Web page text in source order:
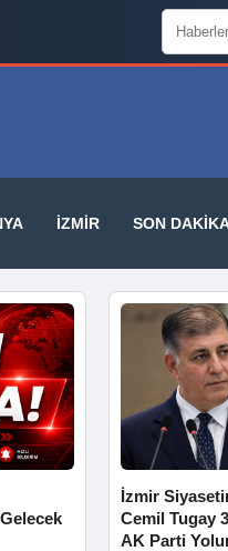
Arama:
İZMIR SON
İzmir
Cemil Tugay
AK Parti